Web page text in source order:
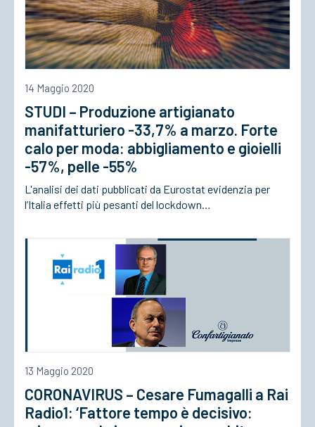
14 Maggio 2020
STUDI – Produzione artigianato
manifatturiero -33,7% a marzo. Forte
calo per moda: abbigliamento e gioielli
-57%, pelle -55%
L'analisi dei dati pubblicati da Eurostat evidenzia per
l’Italia effetti più pesanti del lockdown…
13 Maggio 2020
CORONAVIRUS – Cesare Fumagalli a Rai
Radio1: ‘Fattore tempo è decisivo: